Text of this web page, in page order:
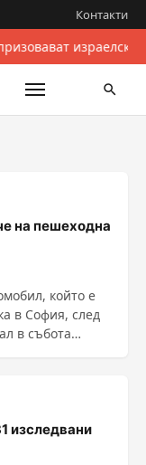
Контакти
на пешеходна
който е
в София, след
в събота
изследвани